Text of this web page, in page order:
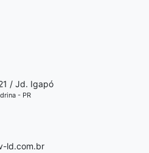
/ Jd. Igapó
- PR
ld.com.br